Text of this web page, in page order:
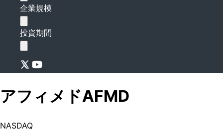
企業規模
投資期間
アフィメドAFMD
NASDAQ